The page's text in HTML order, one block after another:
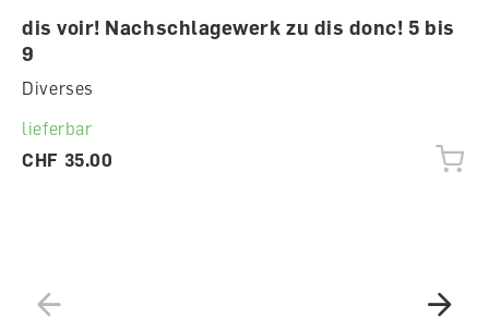
dis voir! Nachschlagewerk zu dis donc! 5 bis
9
Diverses
lieferbar
CHF 35.00